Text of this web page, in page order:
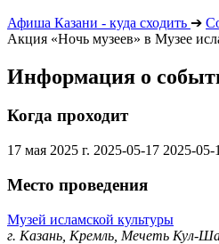
Афиша Казани - куда сходить ➔
Акция «Ночь музеев» в Музее
Информация о
Когда проходит
17 мая 2025 г. 2025-05-17 2025-05-
Место проведения
Музей исламской культуры
г. Казань, Кремль, Мечеть Кул-